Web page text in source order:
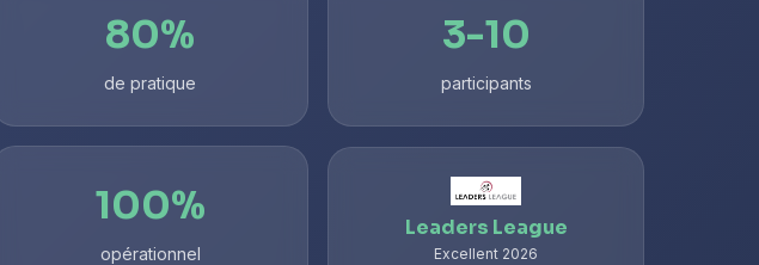
80%
de pratique
3-10
participants
100%
opérationnel
Leaders League
Excellent 2026